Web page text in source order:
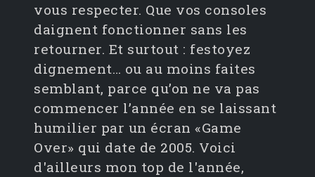
vous respecter. Que vos consoles
daignent fonctionner sans les
retourner. Et surtout : festoyez
dignement… ou au moins faites
semblant, parce qu’on ne va pas
commencer l’année en se laissant
humilier par un écran «Game
Over» qui date de 2005. Voici
d'ailleurs mon top de l'année,